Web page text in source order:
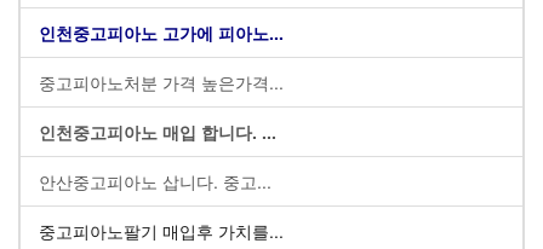
인천중고피아노 고가에 피아노...
중고피아노처분 가격 높은가격...
인천중고피아노 매입 합니다. ...
안산중고피아노 삽니다. 중고...
중고피아노팔기 매입후 가치를...